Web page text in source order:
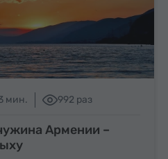
мин. 992 раз
Армении –